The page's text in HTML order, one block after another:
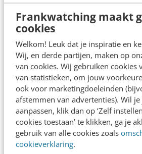
Frankwatching maakt
cookies
Welkom! Leuk dat je inspiratie en
Wij, en derde partijen, maken op
van cookies. Wij gebruiken cookies
van statistieken, om jouw
ook voor marketingdoeleinden
afstemmen van advertenties). Wil
aanpassen, klik dan op ‘Zelf
cookies toestaan’ te klikken, ga je
gebruik van alle cookies zoals
cookieverklaring.
Contact
Nieuwsbrieven
Over ons
Ons team
Werken bij
Whitepapers
Blog